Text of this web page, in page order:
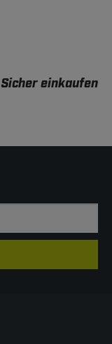
Sicher einkaufen